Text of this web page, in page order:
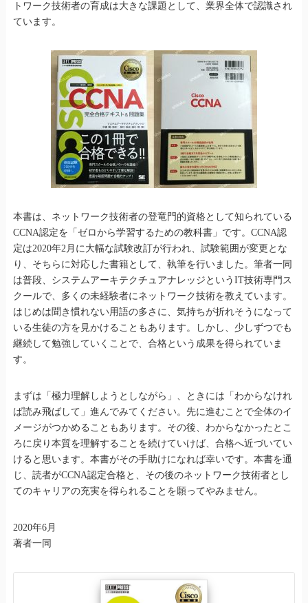
トワーク技術者の育成は大きな課題として、業界全体で認識され
ています。
本書は、ネットワーク技術者の登竜門的資格として知られている
CCNA認定を「ゼロから学習するための教科書」です。CCNA認
定は2020年2月に大幅な試験改訂が行われ、試験範囲が変更とな
り、そちらに対応した書籍として、執筆を行いました。筆者一同
は普段、システムアーキテクチュアナレッジというIT技術専門ス
クールで、多くの未経験者にネットワーク技術を教えています。
はじめは聞き慣れない用語の多さに、気持ちが折れそうになって
いる生徒の方を見かけることもあります。しかし、少しずつでも
継続して勉強していくことで、合格という成果を得られていま
す。
まずは「極力理解しようとしながら」、ときには「わからなけれ
ば読み飛ばして」進んでみてください。先に進むことで全体のイ
メージがつかめることもあります。その後、わからなかったとこ
ろに戻り本質を理解することを続けていけば、合格へ近づいてい
けると思います。本書がその手助けになれば幸いです。本書を通
じ、読者がCCNA認定合格と、その後のネットワーク技術者とし
てのキャリアの充実を得られることを願ってやみません。
2020年6月
著者一同